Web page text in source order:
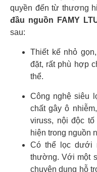
quyền đến từ thương
đầu nguồn FAMY
sau:
Thiết kế nhỏ
đặt, rất phù hợp
thể.
Công nghệ siêu
chất gây ô
viruss, nội độc
hiện trong nguồn
Có thể lọc dưới
thường. Với một
chuyên dụng hỗ